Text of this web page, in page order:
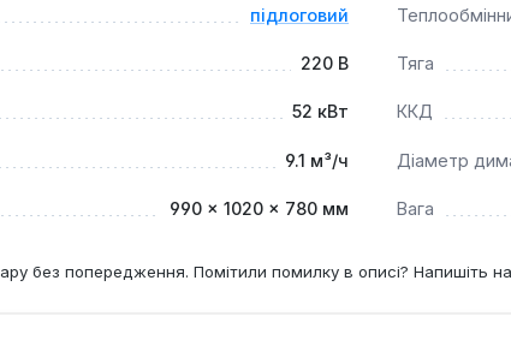
підлоговий
220 В Тяга
52 кВт ККД
9.1 м³/ч Діаметр
990 × 1020 × 780 мм Вага
без попередження. Помітили помилку в описі? Напишіть